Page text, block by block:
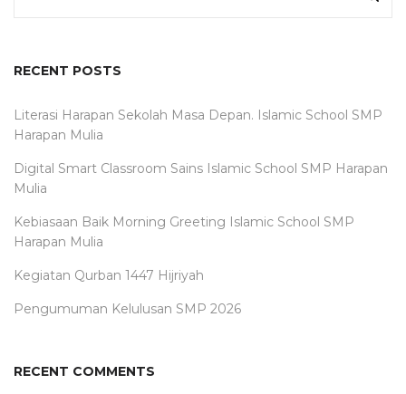
RECENT POSTS
Literasi Harapan Sekolah Masa Depan. Islamic School SMP
Harapan Mulia
Digital Smart Classroom Sains Islamic School SMP Harapan
Mulia
Kebiasaan Baik Morning Greeting Islamic School SMP
Harapan Mulia
Kegiatan Qurban 1447 Hijriyah
Pengumuman Kelulusan SMP 2026
RECENT COMMENTS